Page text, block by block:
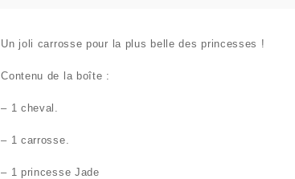
Un joli carrosse pour la plus belle des princesses !
Contenu de la boîte :
– 1 cheval.
– 1 carrosse.
– 1 princesse Jade